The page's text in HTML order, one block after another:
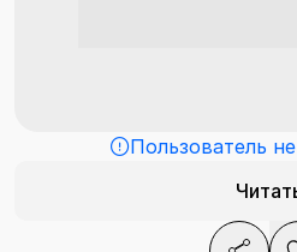
Пользователь